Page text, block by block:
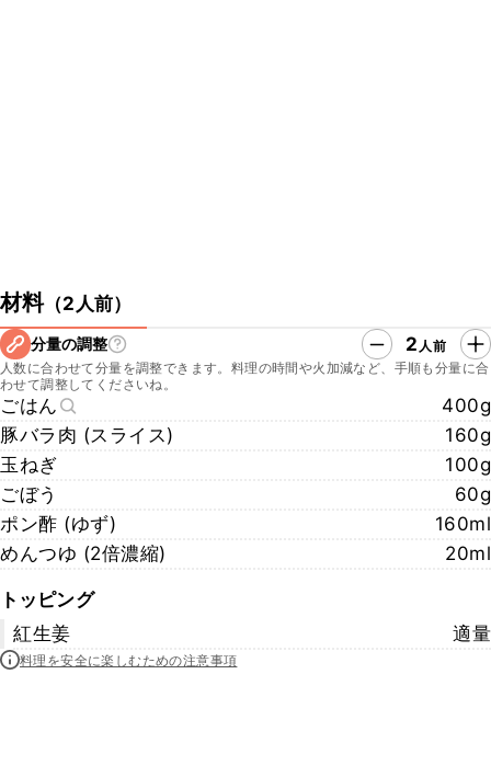
・クラシルTikTok
https://www.tiktok.com/@kurashiru.com
・クラシルInstagram
https://www.instagram.com/kurashiru/
・クラシルX
https://twitter.com/kurashiru0119
材料（2人前）
分量の調整 2 人前
人数に合わせて分量を調整できます。料理の時間や火加減など、手順も分量に合
わせて調整してくださいね。
ごはん
400g
豚バラ肉 (スライス)
160g
玉ねぎ
100g
ごぼう
60g
ポン酢 (ゆず)
160ml
めんつゆ (2倍濃縮)
20ml
トッピング
紅生姜
適量
料理を安全に楽しむための注意事項